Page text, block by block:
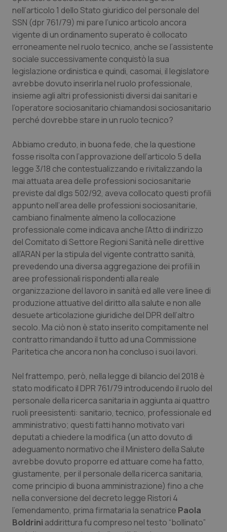
Quotidiano Oncologia
Quotidiano Pediatria
Rene & patologie urogenitali
Salute orale & impianti
Sangue & coagulazione
Tiroide
Tumore al seno
Tumore ovarico
Tumori del Polmone & Testa Collo
Tumori gastrointestinali
Ulcera & Reflusso
Vaccini
nell’articolo 1 dello Stato giuridico del personale del
SSN (dpr 761/79) mi pare l’unico articolo ancora
vigente di un ordinamento superato è collocato
erroneamente nel ruolo tecnico, anche se l’assistente
sociale successivamente conquistò la sua
legislazione ordinistica e quindi, casomai, il legislatore
avrebbe dovuto inserirla nel ruolo professionale,
insieme agli altri professionisti diversi dai sanitari e
l’operatore sociosanitario chiamandosi sociosanitario
perché dovrebbe stare in un ruolo tecnico?
Abbiamo creduto, in buona fede, che la questione
fosse risolta con l’approvazione dell’articolo 5 della
legge 3/18 che contestualizzando e rivitalizzando la
mai attuata area delle professioni sociosanitarie
previste dal dlgs 502/92, aveva collocato questi profili
appunto nell’area delle professioni sociosanitarie,
cambiano finalmente almeno la collocazione
professionale come indicava anche l’Atto di indirizzo
del Comitato di Settore Regioni Sanità nelle direttive
all’ARAN per la stipula del vigente contratto sanità,
prevedendo una diversa aggregazione dei profili in
aree professionali rispondenti alla reale
organizzazione del lavoro in sanità ed alle vere linee di
produzione attuative del diritto alla salute e non alle
desuete articolazione giuridiche del DPR dell’altro
secolo. Ma ciò non è stato inserito compitamente nel
contratto rimandando il tutto ad una Commissione
Paritetica che ancora non ha concluso i suoi lavori.
Nel frattempo, però, nella legge di bilancio del 2018 è
stato modificato il DPR 761/79 introducendo il ruolo del
personale della ricerca sanitaria in aggiunta ai quattro
ruoli preesistenti: sanitario, tecnico, professionale ed
amministrativo; questi fatti hanno motivato vari
deputati a chiedere la modifica (un atto dovuto di
adeguamento normativo che il Ministero della Salute
avrebbe dovuto proporre ed attuare come ha fatto,
giustamente, per il personale della ricerca sanitaria,
come principio di buona amministrazione) fino a che
nella conversione del decreto legge Ristori 4
l’emendamento, prima firmataria la senatrice Paola
Boldrini addirittura fu compreso nel testo “bollinato”